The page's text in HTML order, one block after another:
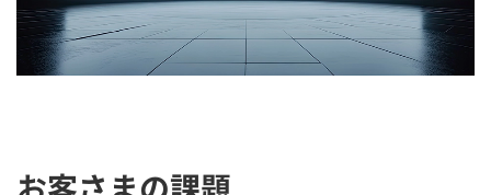
お客さまの課題